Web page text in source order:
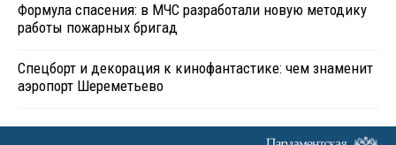
Формула спасения: в МЧС разработали новую методику
работы пожарных бригад
Спецборт и декорация к кинофантастике: чем знаменит
аэропорт Шереметьево